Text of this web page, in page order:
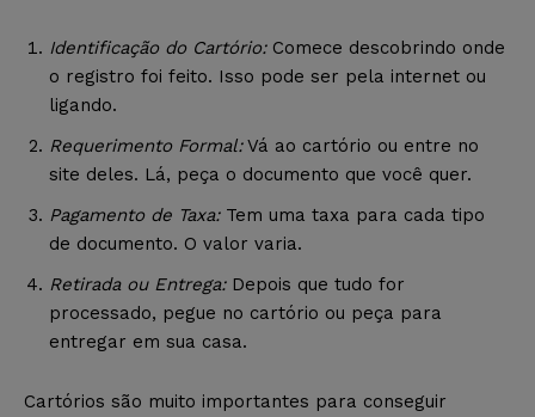
Identificação do Cartório:Comece descobrindo onde
o registro foi feito. Isso pode ser pela internet ou
ligando.
Requerimento Formal:Vá ao cartório ou entre no
site deles. Lá, peça o documento que você quer.
Pagamento de Taxa:Tem uma taxa para cada tipo
de documento. O valor varia.
Retirada ou Entrega:Depois que tudo for
processado, pegue no cartório ou peça para
entregar em sua casa.
Cartórios são muito importantes para conseguir